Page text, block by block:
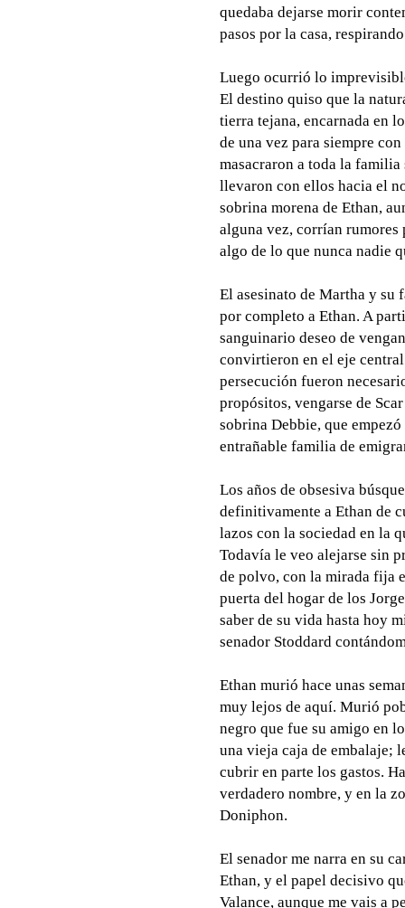
quedaba dejarse morir
pasos por la casa,
Luego ocurrió lo
El destino quiso que la
tierra tejana, encarnada en
de una vez para siempre
masacraron a toda la
llevaron con ellos hacia el
sobrina morena de Ethan,
alguna vez, corrían
algo de lo que nunca nadie
El asesinato de Martha y su
por completo a Ethan. A
sanguinario deseo de
convirtieron en el eje
persecución fueron
propósitos, vengarse de
sobrina Debbie, que
entrañable familia de
Los años de obsesiva
definitivamente a Ethan de
lazos con la sociedad en la
Todavía le veo alejarse sin
de polvo, con la mirada fija
puerta del hogar de los
saber de su vida hasta hoy
senador Stoddard
Ethan murió hace unas
muy lejos de aquí. Murió
negro que fue su amigo en
una vieja caja de embalaje;
cubrir en parte los gastos.
verdadero nombre, y en la
Doniphon.
El senador me narra en su
Ethan, y el papel decisivo
Valance, aunque me vais a